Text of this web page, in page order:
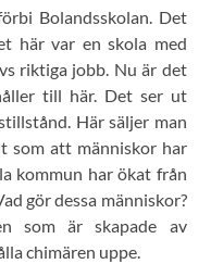
Bolandsskolan. Det
här var en skola med
riktiga jobb. Nu är det
till här. Det ser ut
Här säljer man
som att människor har
kommun har ökat från
gör dessa människor?
som är skapade av
chimären uppe.